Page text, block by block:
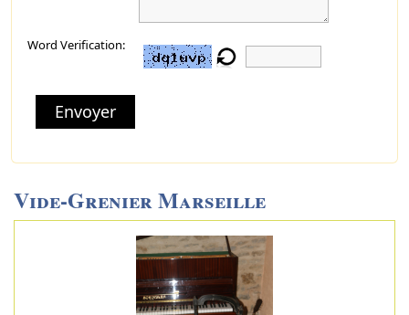
Word Verification:
Envoyer
Vide-Grenier Marseille